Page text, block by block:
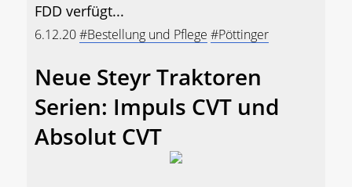
FDD verfügt...
6.12.20#Bestellung und Pflege #Pöttinger
Neue Steyr Traktoren
Serien: Impuls CVT und
Absolut CVT